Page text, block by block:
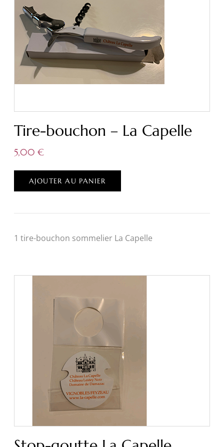
Tire-bouchon – La Capelle
5,00 €
AJOUTER AU PANIER
1 tire-bouchon sommelier La Capelle